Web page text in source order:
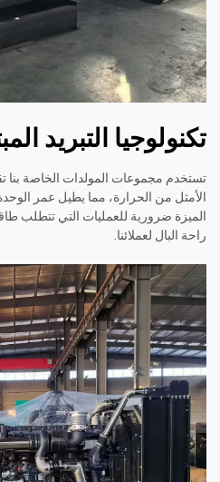
تكنولوجيا التبريد
تستخدم مجموعات المولدات الخاصة بنا
الأمثل من الحرارة، مما يطيل عمر
الميزة ضرورية للعمليات التي تتطلب
راحة البال لعملائنا.